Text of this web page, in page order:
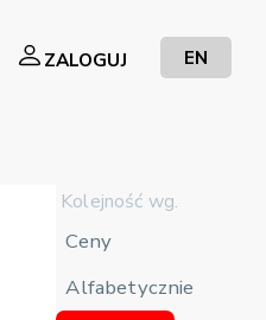
ZALOGUJ EN
Kolejność wg.
Ceny
Alfabetycznie